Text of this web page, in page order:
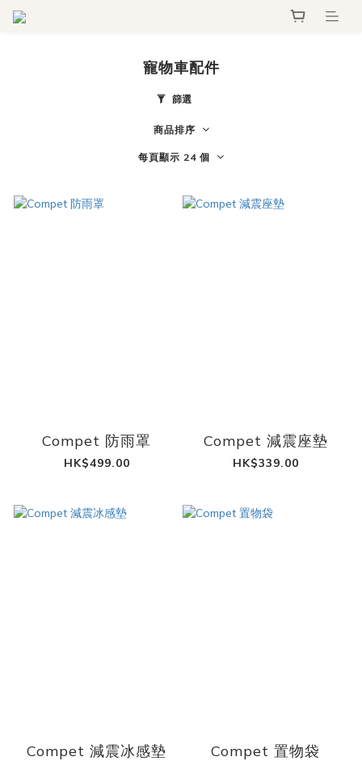
寵物車配件
篩選
商品排序
每頁顯示 24 個
Compet 防雨罩
HK$499.00
Compet 減震座墊
HK$339.00
Compet 減震冰感墊 Compet 置物袋